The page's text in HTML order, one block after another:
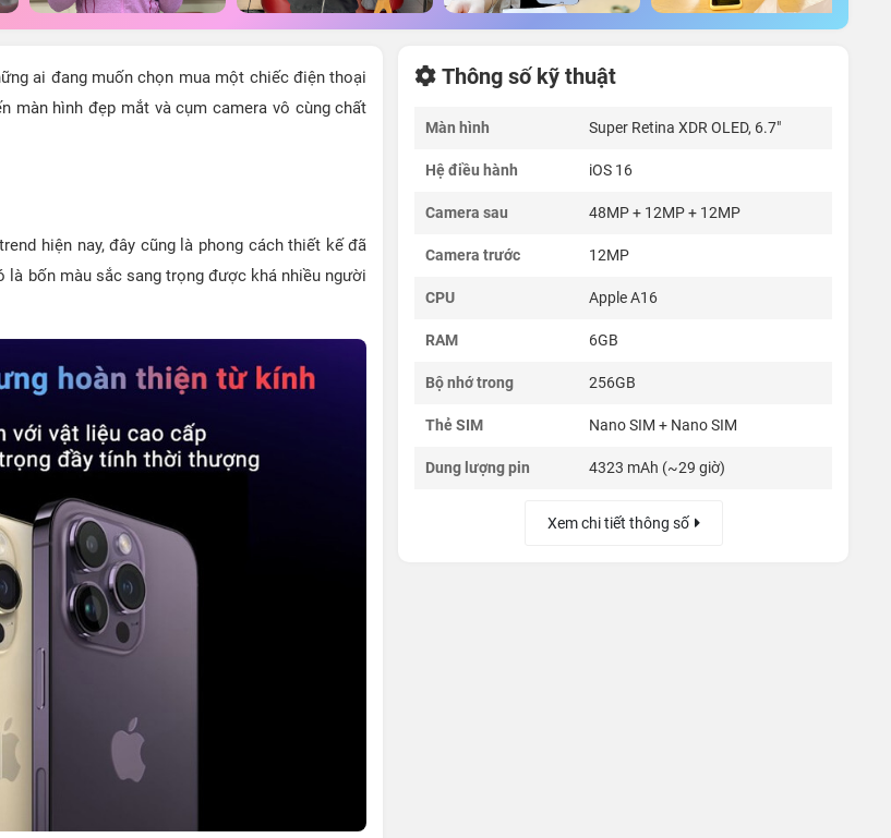
ai đang muốn chọn mua một chiếc điện thoại
màn hình đẹp mắt và cụm camera vô cùng chất
hiện nay, đây cũng là phong cách thiết kế đã
là bốn màu sắc sang trọng được khá nhiều người
Thông số kỹ thuật
Màn hình Super Retina XDR OLED, 6.7"
Hệ điều hành iOS 16
Camera sau 48MP + 12MP + 12MP
Camera trước 12MP
CPU Apple A16
RAM 6GB
Bộ nhớ trong 256GB
Thẻ SIM Nano SIM + Nano SIM
Dung lượng pin 4323 mAh (~29 giờ)
Xem chi tiết thông số